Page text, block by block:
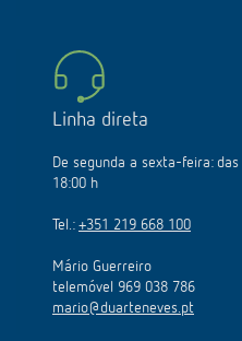
Linha direta
De segunda a sexta-feira:
18:00 h
Tel.: +351 219 668 100
Mário Guerreiro
telemóvel 969 038 786
mario@duarteneves.pt